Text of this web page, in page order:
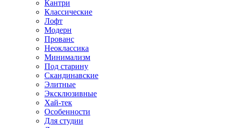
Кантри
Классические
Лофт
Модерн
Прованс
Неоклассика
Минимализм
Под старину
Скандинавские
Элитные
Эксклюзивные
Хай-тек
Особенности
Для студии